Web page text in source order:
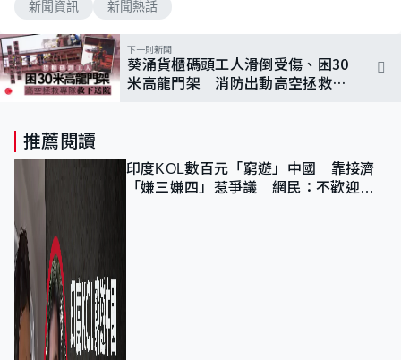
新聞資訊 新聞熱話
下一則新聞
葵涌貨櫃碼頭工人滑倒受傷、困30
米高龍門架 消防出動高空拯救專
推薦閱讀
印度KOL數百元「窮遊」中國 靠接濟
「嫌三嫌四」惹爭議 網民：不歡迎劣